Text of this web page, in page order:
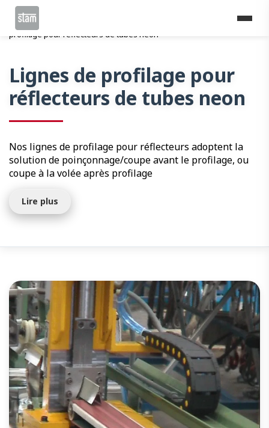
Home
profilage pour réflecteurs de tubes neon
Lignes de profilage pour
réflecteurs de tubes neon
Nos lignes de profilage pour réflecteurs adoptent la
solution de poinçonnage/coupe avant le profilage, ou
coupe à la volée après profilage
Lire plus